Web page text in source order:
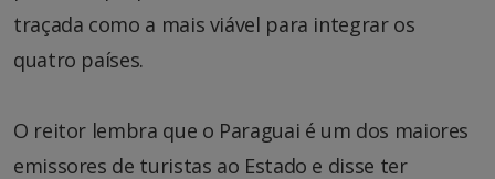
traçada como a mais viável para integrar os
quatro países.
O reitor lembra que o Paraguai é um dos maiores
emissores de turistas ao Estado e disse ter